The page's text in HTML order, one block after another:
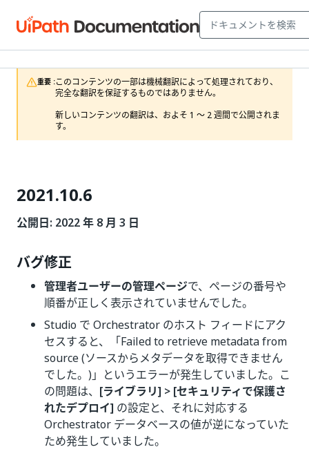
重要 :このコンテンツの一部は機械翻訳によって処理されており、
完全な翻訳を保証するものではありません。
新しいコンテンツの翻訳は、およそ 1 ～ 2 週間で公開されま
す。
2021.10.6
公開日: 2022 年 8 月 3 日
バグ修正
管理者ユーザーの管理ページで、ページの番号や
順番が正しく表示されていませんでした。
Studio で Orchestrator のホスト フィードにアク
セスすると、「Failed to retrieve metadata from
source (ソースからメタデータを取得できません
でした。)」というエラーが発生していました。こ
の問題は、 [ライブラリ] > [セキュリティで保護さ
れたデプロイ] の設定と、それに対応する
Orchestrator データベースの値が逆になっていた
ため発生していました。